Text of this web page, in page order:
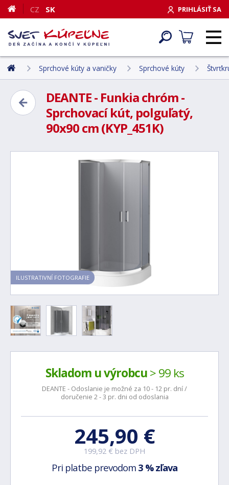
PRIHLÁSIŤ SA
CZ SK
Sprchové kúty a vaničky Sprchové kúty
DEANTE - Funkia chróm -
Sprchovací kút, polguľatý,
90x90 cm (KYP_451K)
ILUSTRATIVNÍ FOTOGRAFIE
Skladom u výrobcu> 99 ks
DEANTE - Odoslanie je možné za 10 - 12 pr. dní /
doručenie 2 - 3 pr. dni od odoslania
245,90 €
199,92 € bez DPH
Pri platbe prevodom 3 % zľava